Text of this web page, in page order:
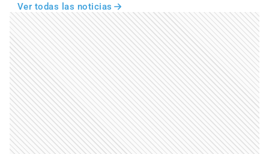
Ver todas las noticias